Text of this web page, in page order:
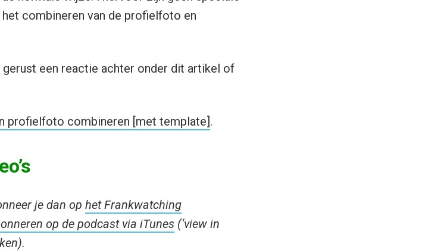
combineren van de profielfoto en
gerust een reactie achter onder dit artikel of
profielfoto combineren [met template].
je dan op het Frankwatching
op de podcast via iTunes(‘view in